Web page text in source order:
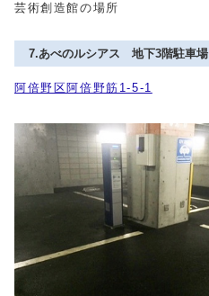
芸術創造館の場所
7.あべのルシアス 地下3階駐車場
阿倍野区阿倍野筋1-5-1